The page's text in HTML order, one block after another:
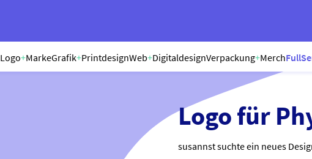
Logo+MarkeGrafik+PrintdesignWeb+DigitaldesignVerpackung+Merch
Logo für
susannst suchte ein neues